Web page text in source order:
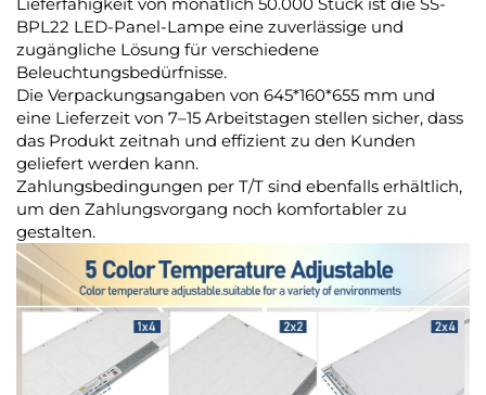
Lieferfähigkeit von monatlich 50.000 Stück ist die SS-
BPL22 LED-Panel-Lampe eine zuverlässige und
zugängliche Lösung für verschiedene
Beleuchtungsbedürfnisse.
Die Verpackungsangaben von 645*160*655 mm und
eine Lieferzeit von 7–15 Arbeitstagen stellen sicher, dass
das Produkt zeitnah und effizient zu den Kunden
geliefert werden kann.
Zahlungsbedingungen per T/T sind ebenfalls erhältlich,
um den Zahlungsvorgang noch komfortabler zu
gestalten.